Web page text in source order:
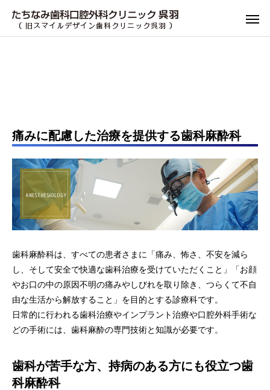
痛みに配慮した治療を提供する歯科麻酔科
歯科麻酔科は、すべての患者さまに「痛み、怖さ、不安を減ら
し、そして安全で快適な歯科治療を受けていただくこと」「お顔
やお口の中の原因不明の痛みやしびれを取り除き、つらくて不自
由な生活から解放すること」を目的とする診療科です。
日常的に行われる歯科治療やインプラント治療や口腔外科手術な
どの手術には、歯科麻酔の専門技術と知識が必要です。
歯科が苦手な方、持病のある方にも役立つ歯
科麻酔科